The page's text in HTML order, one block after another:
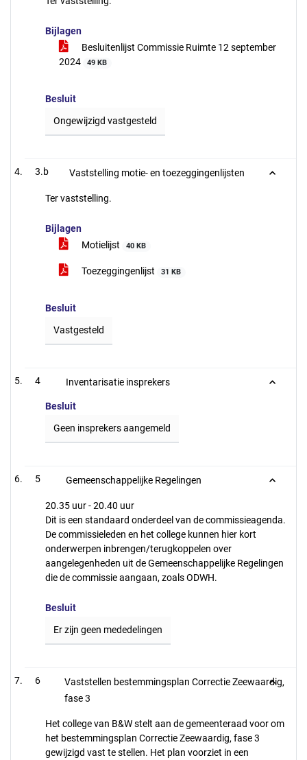
Bijlagen
Besluitenlijst Commissie Ruimte 12 september
2024
49 KB
Besluit
Ongewijzigd vastgesteld
3.b Vaststelling motie- en toezeggingenlijsten
Ter vaststelling.
Bijlagen
Motielijst
40 KB
Toezeggingenlijst 31 KB
Besluit
Vastgesteld
4 Inventarisatie insprekers
Besluit
Geen insprekers aangemeld
5 Gemeenschappelijke Regelingen
20.35 uur - 20.40 uur
Dit is een standaard onderdeel van de commissieagenda.
De commissieleden en het college kunnen hier kort
onderwerpen inbrengen/terugkoppelen over
aangelegenheden uit de Gemeenschappelijke Regelingen
die de commissie aangaan, zoals ODWH.
Besluit
Er zijn geen mededelingen
6
Vaststellen bestemmingsplan Correctie Zeewaardig,
fase 3
Het college van B&W stelt aan de gemeenteraad voor om
het bestemmingsplan Correctie Zeewaardig, fase 3
gewijzigd vast te stellen. Het plan voorziet in een